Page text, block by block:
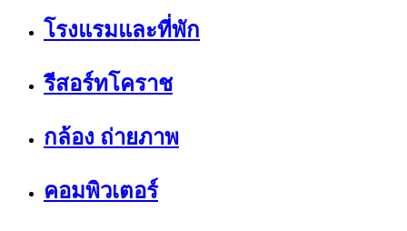
โรงแรมและที่พัก
รีสอร์ทโคราช
กล้อง ถ่ายภาพ
คอมพิวเตอร์